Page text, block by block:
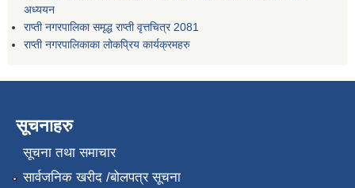
अध्ययन
राप्ती नगरपालिका समृद्ध राप्ती वृत्तचित्र 2081
राप्ती नगरपालिकाका लोकप्रिय कार्यक्रमहरु
सूचनाहरु
सूचना तथा समाचार
सार्वजनिक खरीद /बोलपत्र सूचना